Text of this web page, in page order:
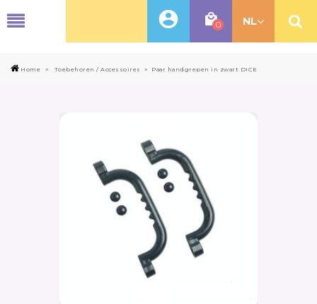
0 NL
Home > Toebehoren / Accessoires > Paar handgrepen in zwart DICE